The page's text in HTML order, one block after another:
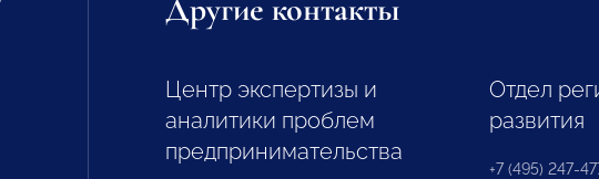
Другие контакты
Центр экспертизы и
аналитики проблем
предпринимательства
Отдел
развития
+7 (495) 247-